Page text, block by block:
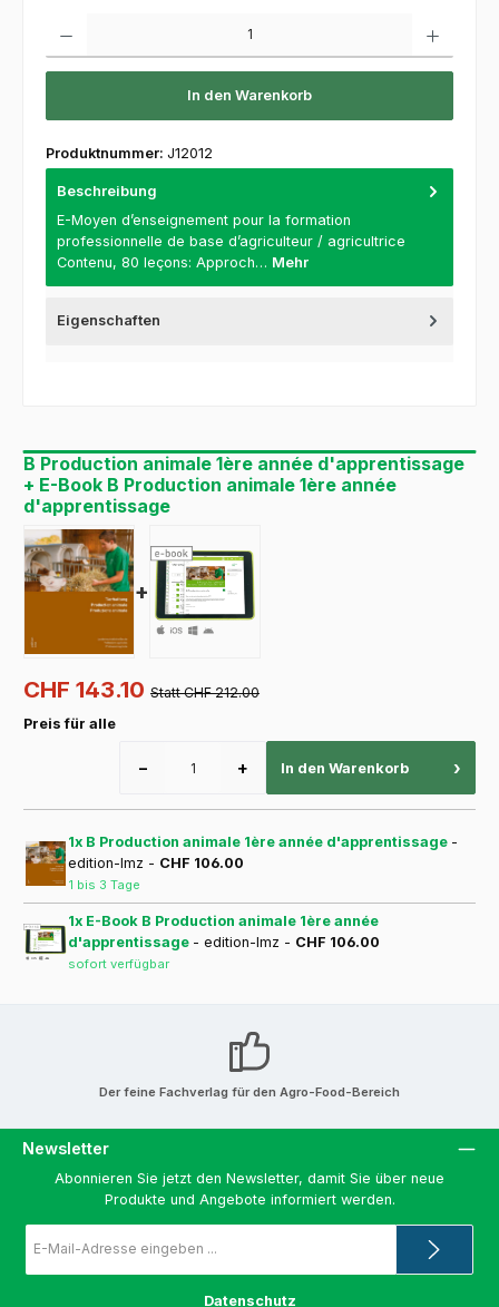
In den Warenkorb
Produktnummer: J12012
Beschreibung
E-Moyen d’enseignement pour la formation
professionnelle de base d’agriculteur / agricultrice
Contenu, 80 leçons: Approch… Mehr
Eigenschaften
B Production animale 1ère année d'apprentissage
+ E-Book B Production animale 1ère année
d'apprentissage
+
CHF 143.10 Statt CHF 212.00
Preis für alle
− + In den Warenkorb ›
1x B Production animale 1ère année d'apprentissage -
edition-lmz - CHF 106.00
1 bis 3 Tage
1x E-Book B Production animale 1ère année
d'apprentissage - edition-lmz - CHF 106.00
sofort verfügbar
Der feine Fachverlag für den Agro-Food-Bereich
Newsletter
Abonnieren Sie jetzt den Newsletter, damit Sie über neue
Produkte und Angebote informiert werden.
Mail-
*
Datenschutz